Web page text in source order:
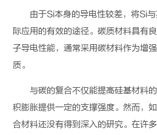
由于Si本身的导电性较差，将Si
际应用的有效的途径。碳质材料具有
子导电性能，通常采用碳材料作为增
质。
与碳的复合不仅能提高硅基材料
积膨胀提供一定的支撑强度。然而，
合材料还没有得到深入的研究。在许